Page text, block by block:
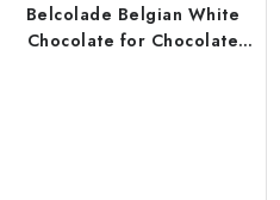
Belcolade Belgian White
Chocolate for Chocolate